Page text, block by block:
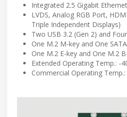
Integrated 2.5 Gigabit
LVDS, Analog RGB Port,
Triple Independent Displays)
Two USB 3.2 (Gen 2) and
One M.2 M-key and One
One M.2 E-key and One M.2
Extended Operating Temp.: -
Commercial Operating Temp.: